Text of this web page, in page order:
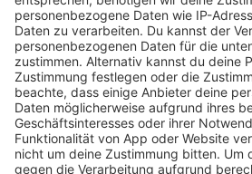
bigFM
biggste